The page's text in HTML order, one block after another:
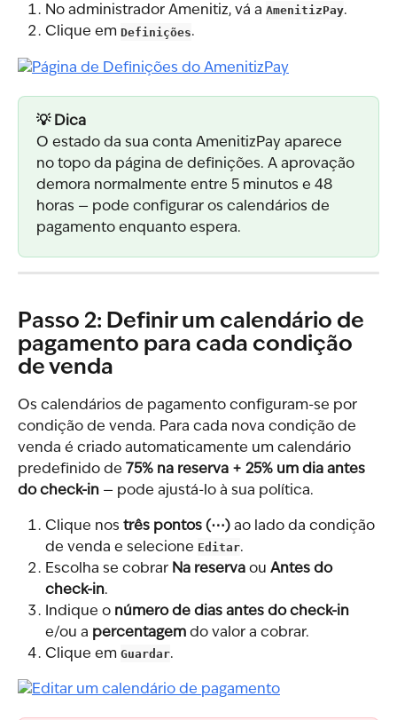
No administrador Amenitiz, vá a AmenitizPay.
Clique em Definições.
💡 Dica
O estado da sua conta AmenitizPay aparece
no topo da página de definições. A aprovação
demora normalmente entre 5 minutos e 48
horas — pode configurar os calendários de
pagamento enquanto espera.
Passo 2: Definir um calendário de
pagamento para cada condição
de venda
Os calendários de pagamento configuram-se por
condição de venda. Para cada nova condição de
venda é criado automaticamente um calendário
predefinido de 75% na reserva + 25% um dia antes
do check-in — pode ajustá-lo à sua política.
Clique nos três pontos (⋯) ao lado da condição
de venda e selecione Editar.
Escolha se cobrar Na reserva ou Antes do
check-in.
Indique o número de dias antes do check-in
e/ou a percentagem do valor a cobrar.
Clique em Guardar.